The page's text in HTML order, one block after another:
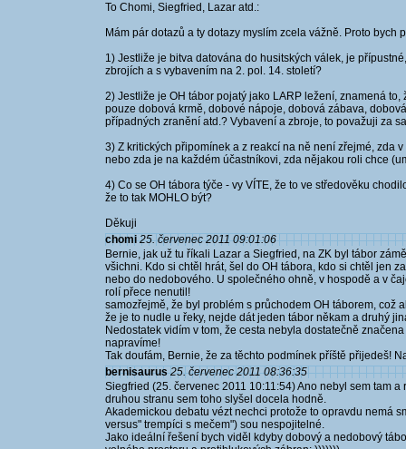
To Chomi, Siegfried, Lazar atd.:
Mám pár dotazů a ty dotazy myslím zcela vážně. Proto bych
1) Jestliže je bitva datována do husitských válek, je
zbrojích a s vybavením na 2. pol. 14. století?
2) Jestliže je OH tábor pojatý jako LARP ležení, znamená
pouze dobová krmě, dobové nápoje, dobová zábava,
případných zranění atd.? Vybavení a zbroje, to považuji za
3) Z kritických připomínek a z reakcí na ně není zřejmé, zda
nebo zda je na každém účastníkovi, zda nějakou roli chce
4) Co se OH tábora týče - vy VÍTE, že to ve středověku
že to tak MOHLO být?
Děkuji
chomi 25. červenec 2011 09:01:06
Bernie, jak už tu říkali Lazar a Siegfried, na ZK byl tábor
všichni. Kdo si chtěl hrát, šel do OH tábora, kdo si chtěl jen
nebo do nedobového. U společného ohně, v hospodě a v
rolí přece nenutil!
samozřejmě, že byl problém s průchodem OH táborem, což
že je to nudle u řeky, nejde dát jeden tábor někam a druhý
Nedostatek vidím v tom, že cesta nebyla dostatečně
napravíme!
Tak doufám, Bernie, že za těchto podmínek příště přijedeš!
bernisaurus 25. červenec 2011 08:36:35
Siegfried (25. červenec 2011 10:11:54) Ano nebyl sem tam
druhou stranu sem toho slyšel docela hodně.
Akademickou debatu vézt nechci protože to opravdu nemá
versus" trempíci s mečem") sou nespojitelné.
Jako ideální řešení bych viděl kdyby dobový a nedobový